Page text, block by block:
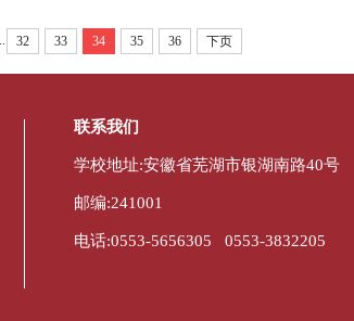
32 33 34 35 36 下页
联系我们
学校地址:安徽省芜湖市银湖南路40号
邮编:241001
电话:0553-5656305 0553-3832205